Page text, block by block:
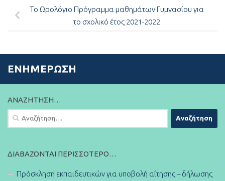
Το Ωρολόγιο Πρόγραμμα μαθημάτων Γυμνασίου για
το σχολικό έτος 2021-2022
ΕΝΗΜΈΡΩΣΗ
ΑΝΑΖΉΤΗΣΗ…
Αναζήτηση
για:
ΔΙΑΒΆΖΟΝΤΑΙ ΠΕΡΙΣΣΌΤΕΡΟ…
Πρόσκληση εκπαιδευτικών για υποβολή αίτησης – δήλωσης